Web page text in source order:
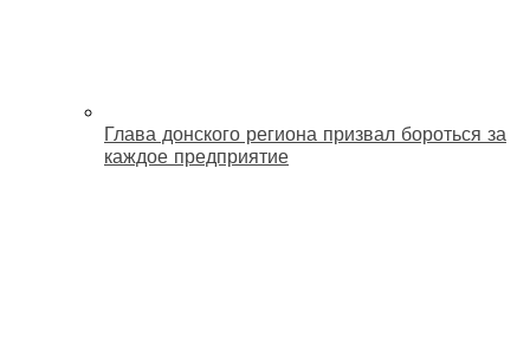
Глава донского региона призвал бороться за
каждое предприятие